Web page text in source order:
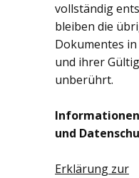
vollständig
bleiben die
Dokumentes
und ihrer
unberührt.
und
Erklärung zur